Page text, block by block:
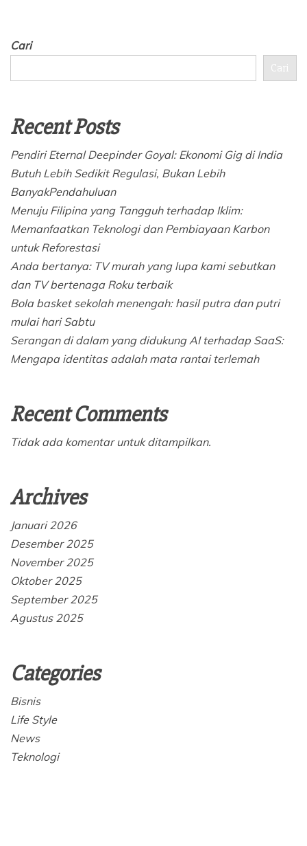
Cari
Cari
Recent Posts
Pendiri Eternal Deepinder Goyal: Ekonomi Gig di India
Butuh Lebih Sedikit Regulasi, Bukan Lebih
BanyakPendahuluan
Menuju Filipina yang Tangguh terhadap Iklim:
Memanfaatkan Teknologi dan Pembiayaan Karbon
untuk Reforestasi
Anda bertanya: TV murah yang lupa kami sebutkan
dan TV bertenaga Roku terbaik
Bola basket sekolah menengah: hasil putra dan putri
mulai hari Sabtu
Serangan di dalam yang didukung AI terhadap SaaS:
Mengapa identitas adalah mata rantai terlemah
Recent Comments
Tidak ada komentar untuk ditampilkan.
Archives
Januari 2026
Desember 2025
November 2025
Oktober 2025
September 2025
Agustus 2025
Categories
Bisnis
Life Style
News
Teknologi